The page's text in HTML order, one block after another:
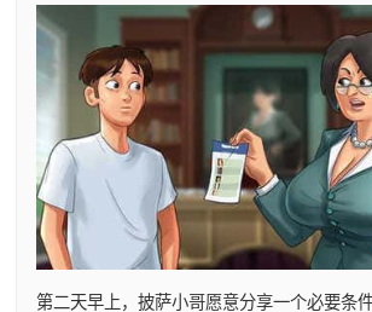
第二天早上，披萨小哥愿意分享一个必要条